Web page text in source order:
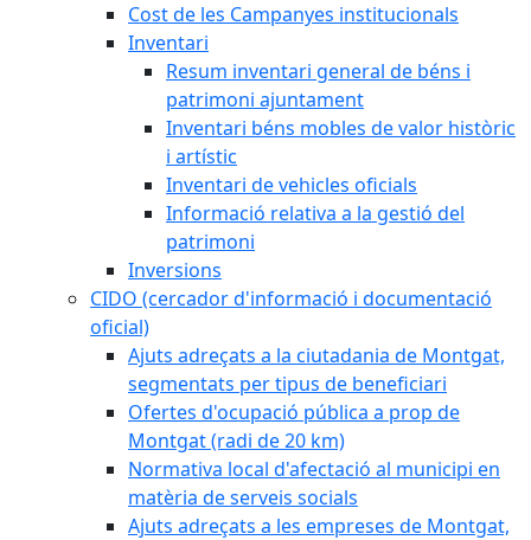
Cost de les Campanyes institucionals
Inventari
Resum inventari general de béns i
patrimoni ajuntament
Inventari béns mobles de valor històric
i artístic
Inventari de vehicles oficials
Informació relativa a la gestió del
patrimoni
Inversions
CIDO (cercador d'informació i documentació
oficial)
Ajuts adreçats a la ciutadania de Montgat,
segmentats per tipus de beneficiari
Ofertes d'ocupació pública a prop de
Montgat (radi de 20 km)
Normativa local d'afectació al municipi en
matèria de serveis socials
Ajuts adreçats a les empreses de Montgat,